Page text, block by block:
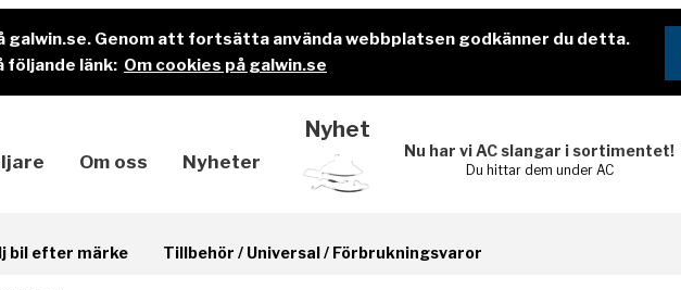
galwin.se. Genom att fortsätta använda webbplatsen godkänner du detta.
följande länk: Om cookies på galwin.se
Om oss Nyheter
Nyhet
Nu har vi AC slangar i sortimentet!
Du hittar dem under AC
bil efter märke Tillbehör / Universal / Förbrukningsvaror